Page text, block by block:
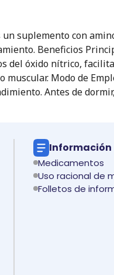
suplemento con
Beneficios
óxido nítrico,
Modo de
Antes de
Información
Medicamentos
Uso racional de
Folletos de